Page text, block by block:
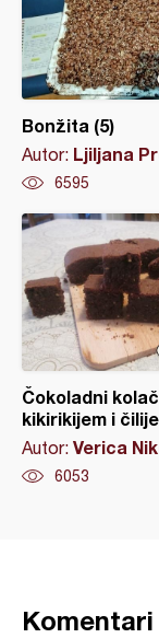
Bonžita (5)
Autor: Ljiljana
6595
Čokoladni
kikirikijem i
Autor: Verica
6053
Komentari